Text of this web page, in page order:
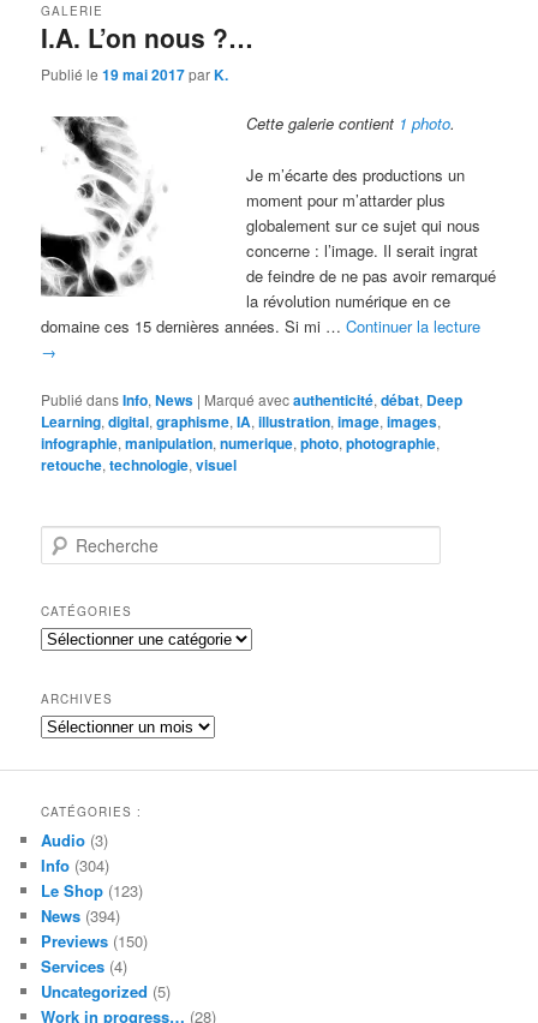
I.A. L’on nous ?…
GALERIE
Publié le19 mai 2017parK.
Cette galerie contient 1 photo.
Je m’écarte des productions un
moment pour m’attarder plus
globalement sur ce sujet qui nous
concerne : l’image. Il serait ingrat
de feindre de ne pas avoir remarqué
la révolution numérique en ce
domaine ces 15 dernières années. Si mi …Continuer la lecture
→
Publié dansInfo,News | Marqué avecauthenticité,débat, Deep
Learning,digital,graphisme,IA,illustration,image,images,
infographie,manipulation,numerique,photo,photographie,
retouche,technologie,visuel
e
h
e
r
h
e
CATÉGORIES
Catégories
ARCHIVES
Archives
CATÉGORIES :
Audio (3)
Info (304)
Le Shop (123)
News (394)
Previews (150)
Services (4)
Uncategorized (5)
Work in progress… (28)